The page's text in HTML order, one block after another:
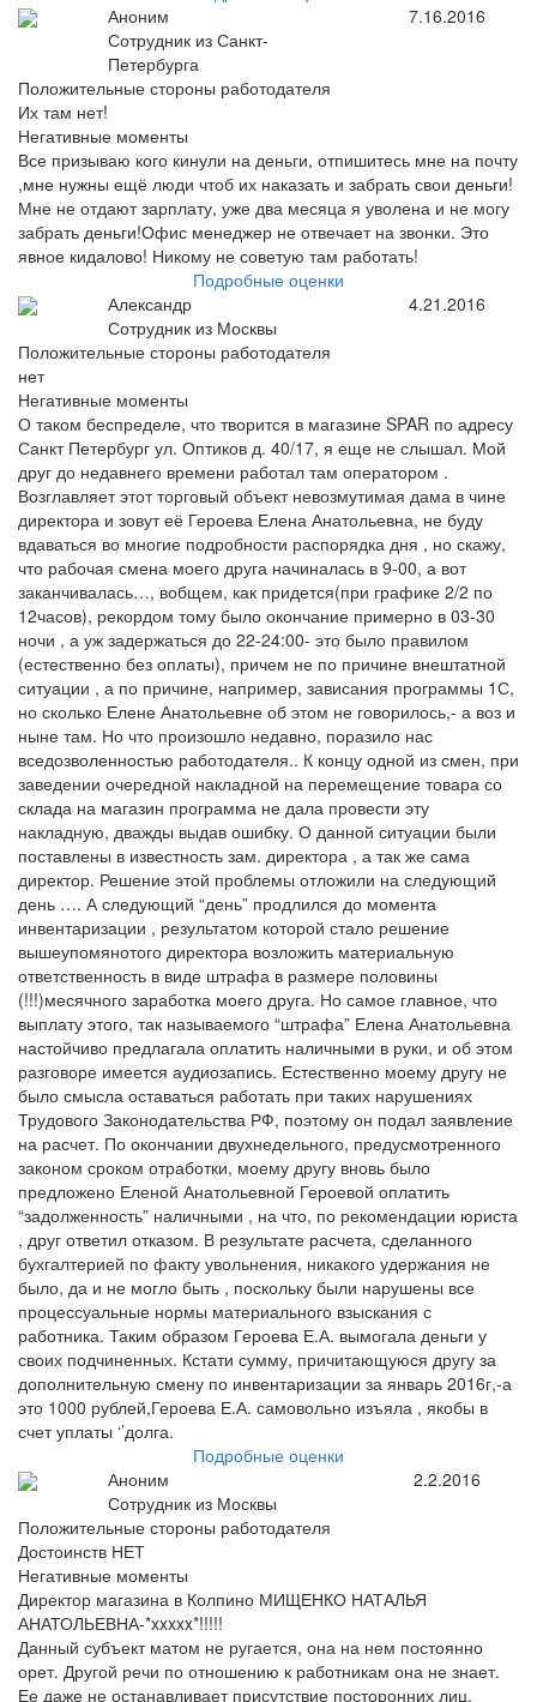
Аноним
Сотрудник из Санкт-
Петербурга
7.16.2016
Положительные стороны работодателя
Их там нет!
Негативные моменты
Все призываю кого кинули на деньги, отпишитесь мне на почту
,мне нужны ещё люди чтоб их наказать и забрать свои деньги!
Мне не отдают зарплату, уже два месяца я уволена и не могу
забрать деньги!Офис менеджер не отвечает на звонки. Это
явное кидалово! Никому не советую там работать!
Подробные оценки
Александр
Сотрудник из Москвы
4.21.2016
Положительные стороны работодателя
нет
Негативные моменты
О таком беспределе, что творится в магазине SPAR по адресу
Санкт Петербург ул. Оптиков д. 40/17, я еще не слышал. Мой
друг до недавнего времени работал там оператором .
Возглавляет этот торговый объект невозмутимая дама в чине
директора и зовут её Героева Елена Анатольевна, не буду
вдаваться во многие подробности распорядка дня , но скажу,
что рабочая смена моего друга начиналась в 9-00, а вот
заканчивалась…, вобщем, как придется(при графике 2/2 по
12часов), рекордом тому было окончание примерно в 03-30
ночи , а уж задержаться до 22-24:00- это было правилом
(естественно без оплаты), причем не по причине внештатной
ситуации , а по причине, например, зависания программы 1С,
но сколько Елене Анатольевне об этом не говорилось,- а воз и
ныне там. Но что произошло недавно, поразило нас
вседозволенностью работодателя.. К концу одной из смен, при
заведении очередной накладной на перемещение товара со
склада на магазин программа не дала провести эту
накладную, дважды выдав ошибку. О данной ситуации были
поставлены в известность зам. директора , а так же сама
директор. Решение этой проблемы отложили на следующий
день …. А следующий “день” продлился до момента
инвентаризации , результатом которой стало решение
вышеупомянотого директора возложить материальную
ответственность в виде штрафа в размере половины
(!!!)месячного заработка моего друга. Но самое главное, что
выплату этого, так называемого “штрафа” Елена Анатольевна
настойчиво предлагала оплатить наличными в руки, и об этом
разговоре имеется аудиозапись. Естественно моему другу не
было смысла оставаться работать при таких нарушениях
Трудового Законодательства РФ, поэтому он подал заявление
на расчет. По окончании двухнедельного, предусмотренного
законом сроком отработки, моему другу вновь было
предложено Еленой Анатольевной Героевой оплатить
“задолженность” наличными , на что, по рекомендации юриста
, друг ответил отказом. В результате расчета, сделанного
бухгалтерией по факту увольнения, никакого удержания не
было, да и не могло быть , поскольку были нарушены все
процессуальные нормы материального взыскания с
работника. Таким образом Героева Е.А. вымогала деньги у
своих подчиненных. Кстати сумму, причитающуюся другу за
дополнительную смену по инвентаризации за январь 2016г,-а
это 1000 рублей,Героева Е.А. самовольно изъяла , якобы в
счет уплаты ‘’долга.
Подробные оценки
Аноним
Сотрудник из Москвы
2.2.2016
Положительные стороны работодателя
Достоинств НЕТ
Негативные моменты
Директор магазина в Колпино МИЩЕНКО НАТАЛЬЯ
АНАТОЛЬЕВНА-*xxxxx*!!!!!
Данный субъект матом не ругается, она на нем постоянно
орет. Другой речи по отношению к работникам она не знает.
Ее даже не останавливает присутствие посторонних лиц.